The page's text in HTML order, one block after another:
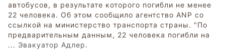
автобусов, в результате которого погибли не менее
22 человека. Об этом сообщило агентство ANP со
ссылкой на министерство транспорта страны. "По
предварительным данным, 22 человека погибли на
... Эвакуатор Адлер.